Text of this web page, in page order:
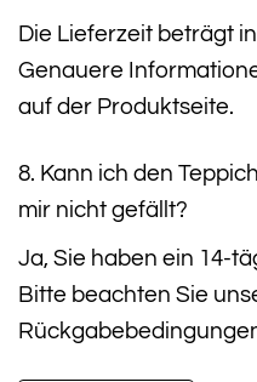
Die Lieferzeit beträgt
Genauere
auf der Produktseite.
8. Kann ich den
mir nicht gefällt?
Ja, Sie haben ein 14-
Bitte beachten Sie